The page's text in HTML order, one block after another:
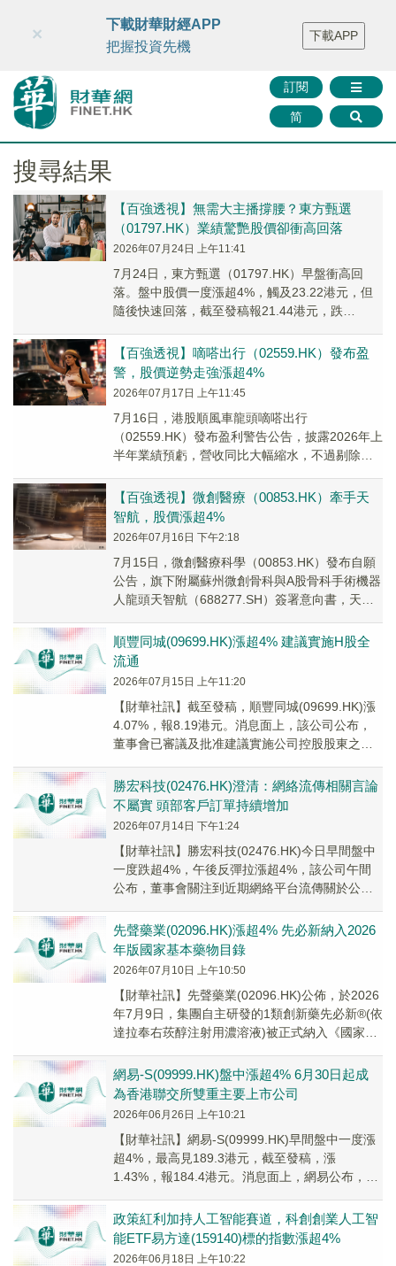
財華智庫網 FINTV FINMETA 財華證券 媒體矩陣
智庫沙龍
聯絡我們
訂閱
简
×
下載財華財經APP
把握投資先機
下載APP
搜尋結果
【百強透視】無需大主播撐腰？東方甄選
（01797.HK）業績驚艷股價卻衝高回落
2026年07月24日 上午11:41
7月24日，東方甄選（01797.HK）早盤衝高回
落。盤中股價一度漲超4%，觸及23.22港元，但
隨後快速回落，截至發稿報21.44港元，跌
【百強透視】嘀嗒出行（02559.HK）發布盈
警，股價逆勢走強漲超4%
2026年07月17日 上午11:45
7月16日，港股順風車龍頭嘀嗒出行
（02559.HK）發布盈利警告公告，披露2026年上
半年業績預虧，營收同比大幅縮水，不過剔除股
狀態。
【百強透視】微創醫療（00853.HK）牽手天
智航，股價漲超4%
2026年07月16日 下午2:18
7月15日，微創醫療科學（00853.HK）發布自願
公告，旗下附屬蘇州微創骨科與A股骨科手術機器
人龍頭天智航（688277.SH）簽署意向書，天智
順豐同城(09699.HK)漲超4% 建議實施H股全
流通
2026年07月15日 上午11:20
【財華社訊】截至發稿，順豐同城(09699.HK)漲
4.07%，報8.19港元。消息面上，該公司公布，
董事會已審議及批准建議實施公司控股股東之一
勝宏科技(02476.HK)澄清：網絡流傳相關言論
不屬實 頭部客戶訂單持續增加
2026年07月14日 下午1:24
【財華社訊】勝宏科技(02476.HK)今日早間盤中
一度跌超4%，午後反彈拉漲超4%，該公司午間
公布，董事會關注到近期網絡平台流傳關於公司
先聲藥業(02096.HK)漲超4% 先必新納入2026
年版國家基本藥物目錄
2026年07月10日 上午10:50
【財華社訊】先聲藥業(02096.HK)公佈，於2026
年7月9日，集團自主研發的1類創新藥先必新®(依
達拉奉右莰醇注射用濃溶液)被正式納入《國家基
網易-S(09999.HK)盤中漲超4% 6月30日起成
為香港聯交所雙重主要上市公司
2026年06月26日 上午10:21
​【財華社訊】網易-S(09999.HK)早間盤中一度漲
超4%，最高見189.3港元，截至發稿，漲
1.43%，報184.4港元。消息面上，網易公布，由
政策紅利加持人工智能賽道，科創創業人工智
能ETF易方達(159140)標的指數漲超4%
2026年06月18日 上午10:22